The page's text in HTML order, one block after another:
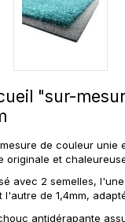
"sur-
de couleur unie
originale et
avec 2 semelles,
de 1,4mm,
antidérapante